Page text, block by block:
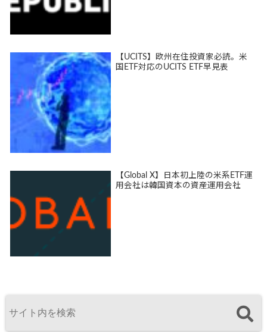
【UCITS】欧州在住投資家必読。米
国ETF対応のUCITS ETF早見表
【Global X】日本初上陸の米系ETF運
用会社は韓国資本の資産運用会社